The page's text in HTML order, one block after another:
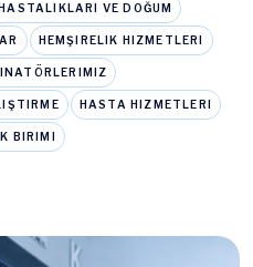
VE DOĞUM
HEMŞIRELIK HIZMETLERI
HASTA HIZMETLERI
BIRIMI